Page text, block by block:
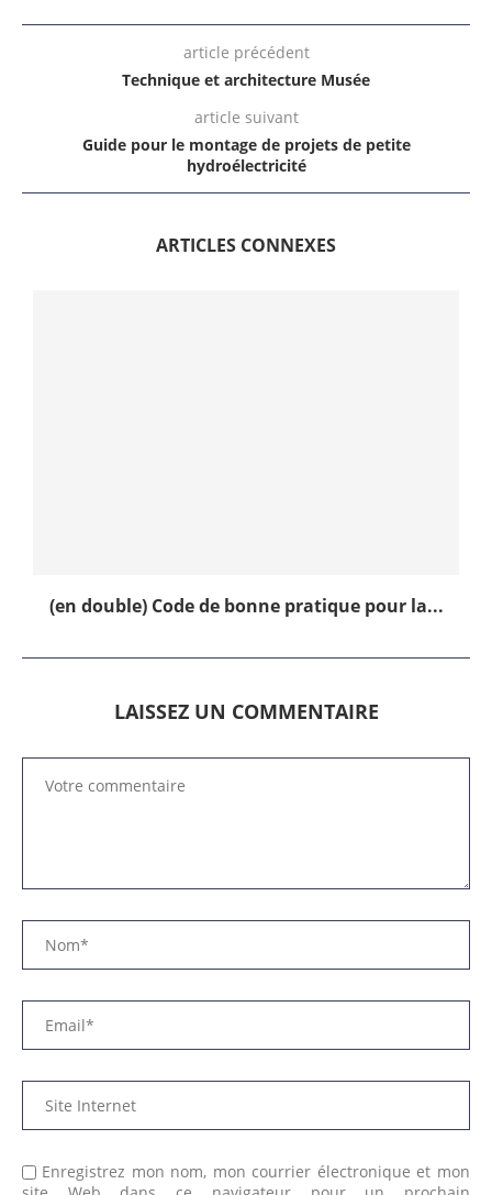
article précédent
Technique et architecture Musée
article suivant
Guide pour le montage de projets de petite
hydroélectricité
ARTICLES CONNEXES
(en double) Code de bonne pratique pour la...
LAISSEZ UN COMMENTAIRE
Enregistrez mon nom, mon courrier électronique et mon